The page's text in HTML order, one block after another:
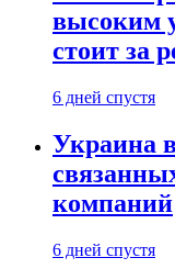
высоким
стоит за
6 дней спустя
Украина
компаний
6 дней спустя